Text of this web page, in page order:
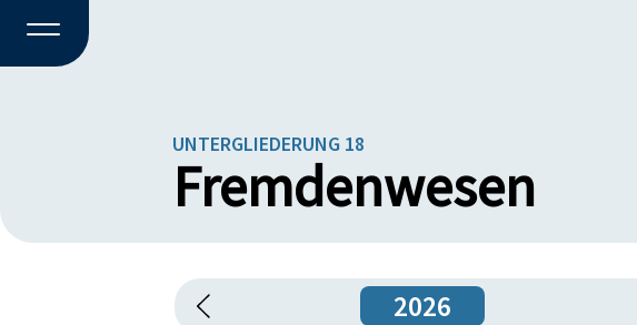
UNTERGLIEDERUNG 18
Fremdenwesen
2026